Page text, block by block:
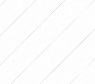
Samira Villalba, Ailin